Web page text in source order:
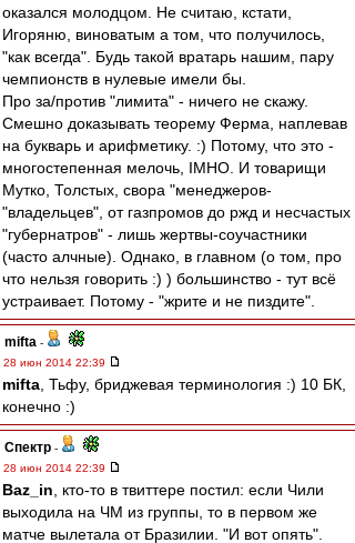
оказался молодцом. Не считаю, кстати,
Игоряню, виноватым а том, что получилось,
"как всегда". Будь такой вратарь нашим, пару
чемпионств в нулевые имели бы.
Про за/против "лимита" - ничего не скажу.
Смешно доказывать теорему Ферма, наплевав
на букварь и арифметику. :) Потому, что это -
многостепенная мелочь, IMHO. И товарищи
Мутко, Толстых, свора "менеджеров-
"владельцев", от газпромов до ржд и несчастых
"губернатров" - лишь жертвы-соучастники
(часто алчные). Однако, в главном (о том, про
что нельзя говорить :) ) большинство - тут всё
устраивает. Потому - "жрите и не пиздите".
mifta -
28 июн 2014 22:39
mifta , Тьфу, бриджевая терминология :) 10 БК,
конечно :)
Спектр -
28 июн 2014 22:39
Baz_in , кто-то в твиттере постил: если Чили
выходила на ЧМ из группы, то в первом же
матче вылетала от Бразилии. "И вот опять".